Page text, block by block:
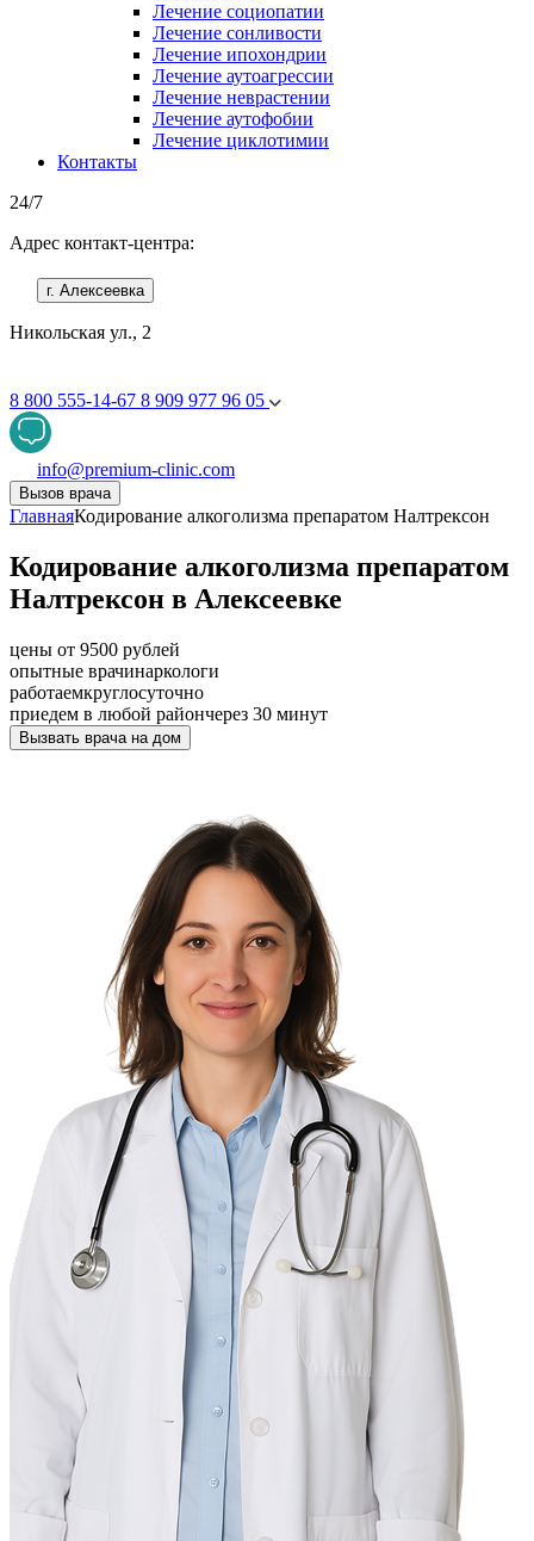
Лечение социопатии
Лечение сонливости
Лечение ипохондрии
Лечение аутоагрессии
Лечение неврастении
Лечение аутофобии
Лечение циклотимии
Контакты
24/7
Адрес контакт-центра:
г. Алексеевка
Никольская ул., 2
8 800 555-14-67 8 909 977 96 05
info@premium-clinic.com
Вызов врача
ГлавнаяКодирование алкоголизма препаратом Налтрексон
Кодирование алкоголизма препаратом
Налтрексон в Алексеевке
цены от 9500 рублей
опытные врачинаркологи
работаемкруглосуточно
приедем в любой райончерез 30 минут
Вызвать врача на дом